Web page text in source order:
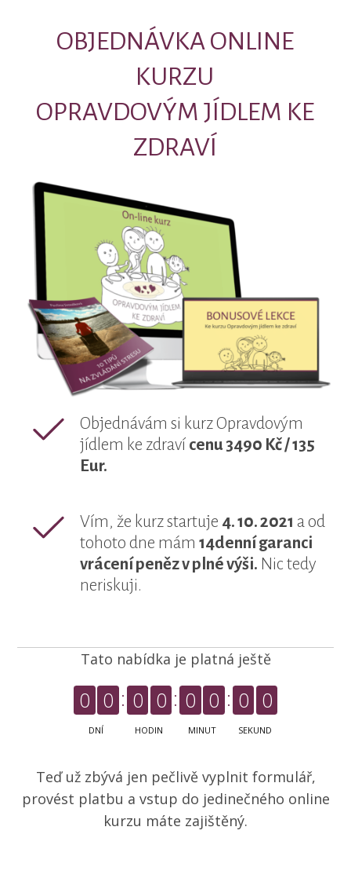
OBJEDNÁVKA ONLINE
KURZU
OPRAVDOVÝM JÍDLEM KE
ZDRAVÍ
Objednávám si kurz Opravdovým
jídlem ke zdraví cenu 3490 Kč / 135
Eur.
Vím, že kurz startuje 4. 10. 2021 a od
tohoto dne mám14denní garanci
vrácení peněz v plné výši. Nic tedy
neriskuji.
Tato nabídka je platná ještě
0 0
DNÍ
0 0
HODIN
0 0
MINUT
0 0
SEKUND
Teď už zbývá jen pečlivě vyplnit formulář,
provést platbu a vstup do jedinečného online
kurzu máte zajištěný.